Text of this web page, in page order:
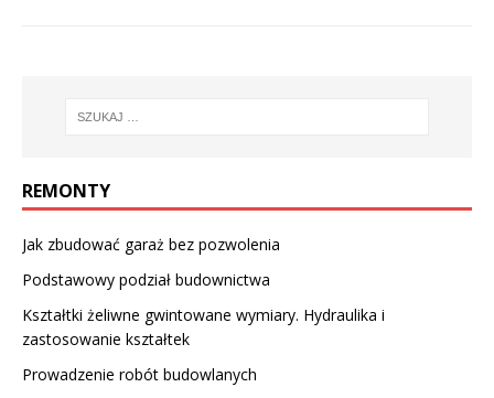
REMONTY
Jak zbudować garaż bez pozwolenia
Podstawowy podział budownictwa
Kształtki żeliwne gwintowane wymiary. Hydraulika i
zastosowanie kształtek
Prowadzenie robót budowlanych